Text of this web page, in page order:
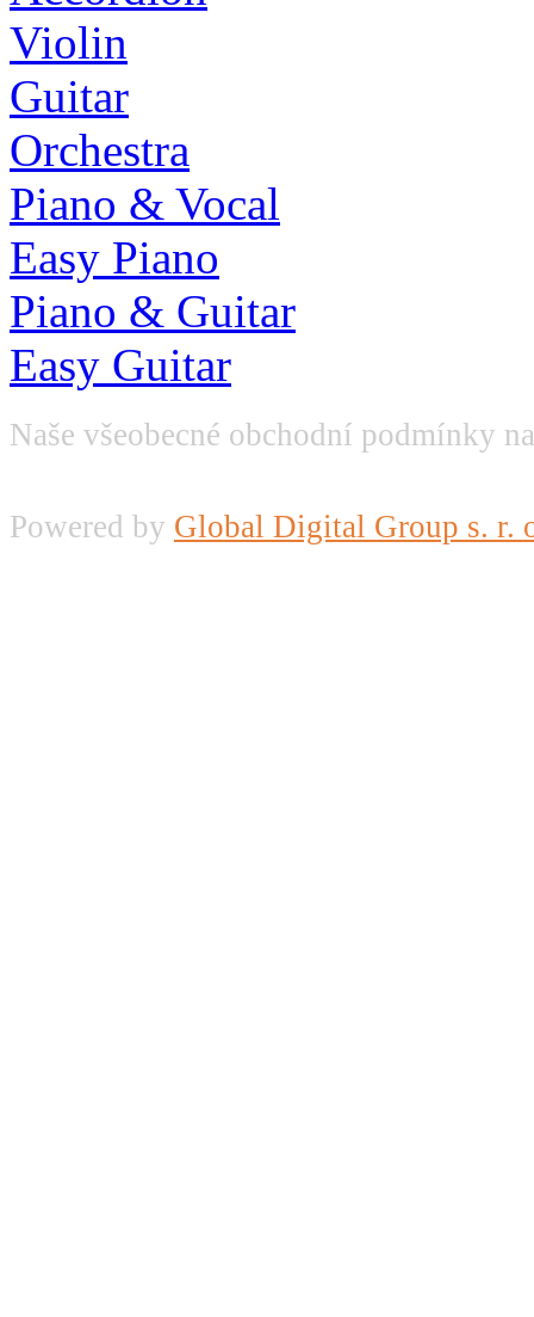
Violin
Guitar
Orchestra
Piano & Vocal
Easy Piano
Piano & Guitar
Easy Guitar
Naše všeobecné obchodní podmínky
Powered by Global Digital Group s. r.